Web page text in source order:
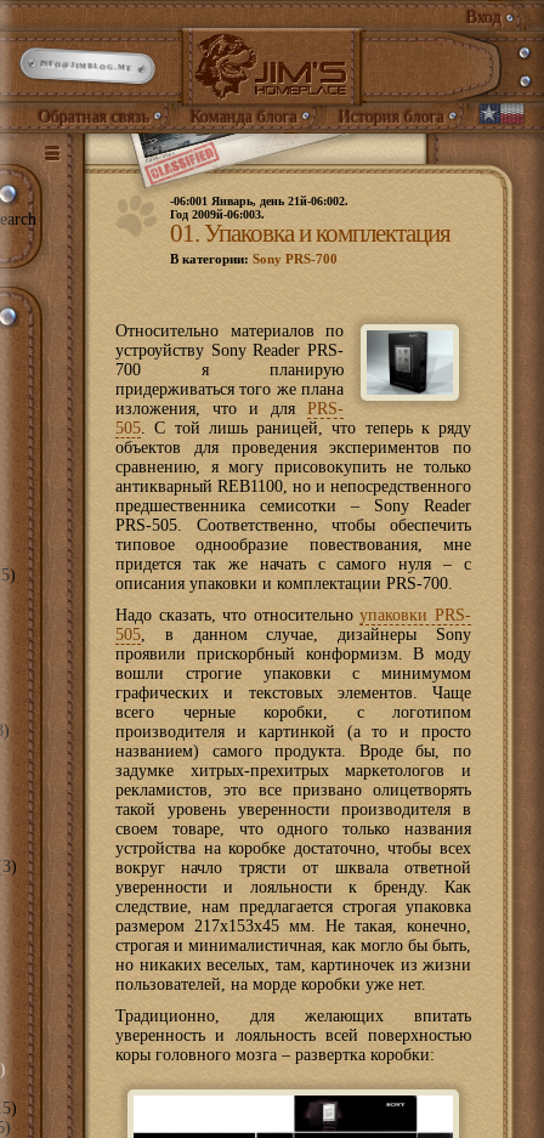
Вход
INFO@JIMBLOG.ME
Обратная связь Команда блога История блога
-06:001 Январь, день 21й-06:002.
Год 2009й-06:003.
01. Упаковка и комплектация
В категории: Sony PRS-700
Относительно материалов по
устроуйству Sony Reader PRS-
700 я планирую
придерживаться того же плана
изложения, что и для PRS-
505. С той лишь раницей, что теперь к ряду
объектов для проведения экспериментов по
сравнению, я могу присовокупить не только
антикварный REB1100, но и непосредственного
предшественника семисотки – Sony Reader
PRS-505. Соответственно, чтобы обеспечить
типовое однообразие повествования, мне
придется так же начать с самого нуля – с
описания упаковки и комплектации PRS-700.
Надо сказать, что относительноупаковки PRS-
505, в данном случае, дизайнеры Sony
проявили прискорбный конформизм. В моду
вошли строгие упаковки с минимумом
графических и текстовых элементов. Чаще
всего черные коробки, с логотипом
производителя и картинкой (а то и просто
названием) самого продукта. Вроде бы, по
задумке хитрых-прехитрых маркетологов и
рекламистов, это все призвано олицетворять
такой уровень уверенности производителя в
своем товаре, что одного только названия
устройства на коробке достаточно, чтобы всех
вокруг начло трясти от шквала ответной
уверенности и лояльности к бренду. Как
следствие, нам предлагается строгая упаковка
размером 217x153x45 мм. Не такая, конечно,
строгая и минималистичная, как могло бы быть,
но никаких веселых, там, картиночек из жизни
пользователей, на морде коробки уже нет.
Традиционно, для желающих впитать
уверенность и лояльность всей поверхностью
коры головного мозга – развертка коробки: